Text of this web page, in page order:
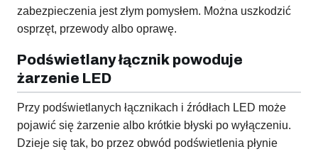
zabezpieczenia jest złym pomysłem. Można uszkodzić
osprzęt, przewody albo oprawę.
Podświetlany łącznik powoduje
żarzenie LED
Przy podświetlanych łącznikach i źródłach LED może
pojawić się żarzenie albo krótkie błyski po wyłączeniu.
Dzieje się tak, bo przez obwód podświetlenia płynie